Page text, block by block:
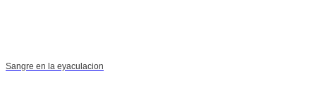
Sangre en la eyaculacion